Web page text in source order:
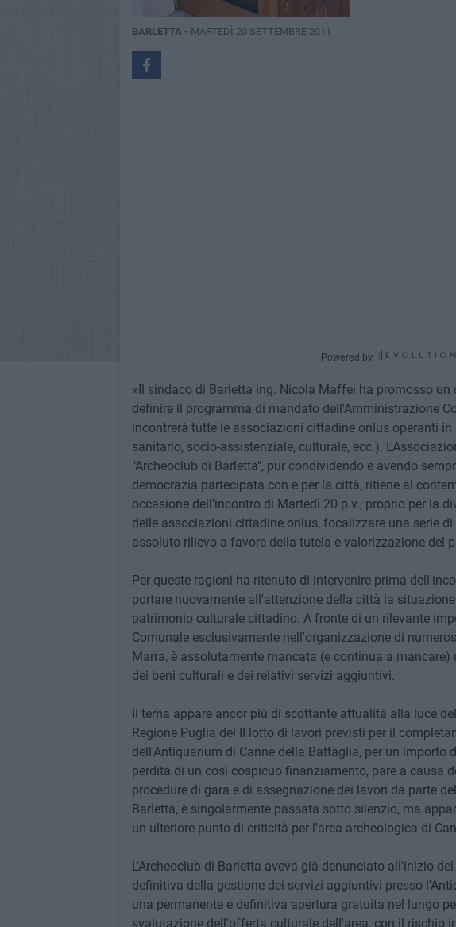
BARLETTA - MARTEDÌ 20 SETTEMBRE 2011
Powered by
«Il sindaco di Barletta ing. Nicola Maffei ha promosso
definire il programma di mandato dell'Amministrazione
incontrerà tutte le associazioni cittadine onlus operanti
sanitario, socio-assistenziale, culturale, ecc.).
"Archeoclub di Barletta", pur condividendo e avendo
democrazia partecipata con e per la città, ritiene al
occasione dell'incontro di Martedì 20 p.v., proprio per la
delle associazioni cittadine onlus, focalizzare una serie
assoluto rilievo a favore della tutela e valorizzazione del
Per queste ragioni ha ritenuto di intervenire prima
portare nuovamente all'attenzione della città la
patrimonio culturale cittadino. A fronte di un rilevante
Comunale esclusivamente nell'organizzazione di
Marra, è assolutamente mancata (e continua a
dei beni culturali e dei relativi servizi aggiuntivi.
Il tema appare ancor più di scottante attualità alla luce
Regione Puglia del II lotto di lavori previsti per il
dell'Antiquarium di Canne della Battaglia, per un importo
perdita di un così cospicuo finanziamento, pare a causa
procedure di gara e di assegnazione dei lavori da parte
Barletta, è singolarmente passata sotto silenzio, ma
un ulteriore punto di criticità per l'area archeologica di
L'Archeoclub di Barletta aveva già denunciato all'inizio
definitiva della gestione dei servizi aggiuntivi presso
una permanente e definitiva apertura gratuita nel lungo
svalutazione dell'offerta culturale dell'area, con il rischio